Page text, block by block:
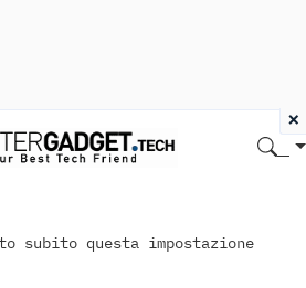
subito questa impostazione
×